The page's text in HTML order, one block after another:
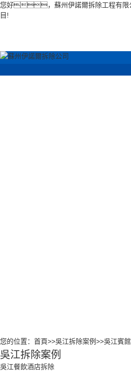
您好，蘇州伊諾爾拆除工程有限
目!
您的位置： 首頁>>吳江拆除案例>>吳江賓
吳江拆除案例
吳江餐飲酒店拆除